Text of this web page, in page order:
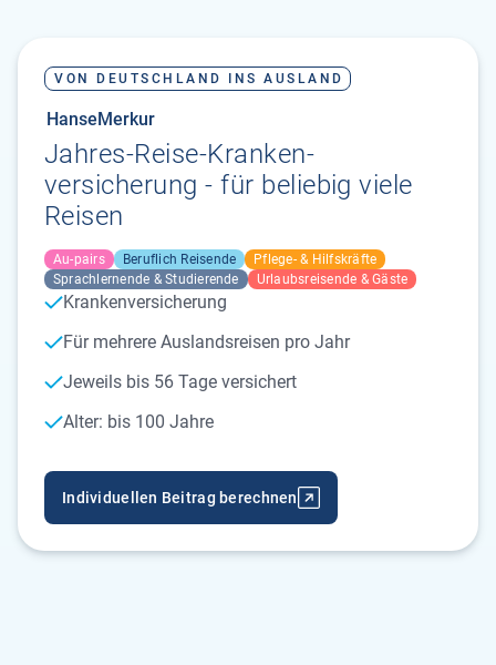
VON DEUTSCHLAND INS AUSLAND
HanseMerkur
Jahres-Reise-Kranken­
versicherung - für beliebig viele
Reisen
Au-pairs Beruflich Reisende
Pflege- & Hilfskräfte
Sprachlernende & Studierende
Urlaubsreisende & Gäste
Krankenversicherung
Für mehrere Auslandsreisen pro Jahr
Jeweils bis 56 Tage versichert
Alter: bis 100 Jahre
Individuellen Beitrag berechnen